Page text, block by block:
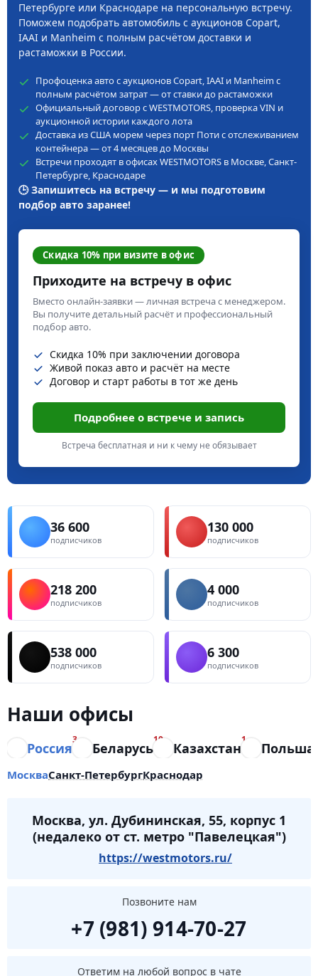
Петербурге или Краснодаре на персональную встречу.
Поможем подобрать автомобиль с аукционов Copart,
IAAI и Manheim с полным расчётом доставки и
растаможки в России.
Профоценка авто с аукционов Copart, IAAI и Manheim с
полным расчётом затрат — от ставки до растаможки
Официальный договор с WESTMOTORS, проверка VIN и
аукционной истории каждого лота
Доставка из США морем через порт Поти с отслеживанием
контейнера — от 4 месяцев до Москвы
Встречи проходят в офисах WESTMOTORS в Москве, Санкт-
Петербурге, Краснодаре
🕒 Запишитесь на встречу — и мы подготовим
подбор авто заранее!
Скидка 10% при визите в офис
Приходите на встречу в офис
Вместо онлайн-заявки — личная встреча с менеджером.
Вы получите детальный расчёт и профессиональный
подбор авто.
Скидка 10% при заключении договора
Живой показ авто и расчёт на месте
Договор и старт работы в тот же день
Подробнее о встрече и запись
Встреча бесплатная и ни к чему не обязывает
36 600
подписчиков
130 000
подписчиков
218 200
подписчиков
4 000
подписчиков
538 000
подписчиков
6 300
подписчиков
Наши офисы
Россия
3
Беларусь
10
Казахстан
1
Польша
МоскваСанкт-ПетербургКраснодар
Москва, ул. Дубининская, 55, корпус 1
(недалеко от ст. метро "Павелецкая")
https://westmotors.ru/
Позвоните нам
+7 (981) 914-70-27
Ответим на любой вопрос в чате